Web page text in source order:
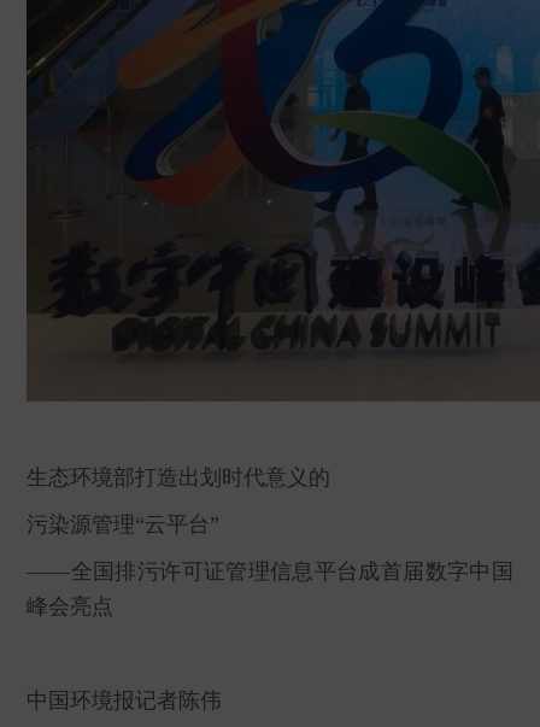
生态环境部打造出划时代意义的
污染源管理“云平台”
——全国排污许可证管理信息平台成首届数字中国
峰会亮点
中国环境报记者陈伟